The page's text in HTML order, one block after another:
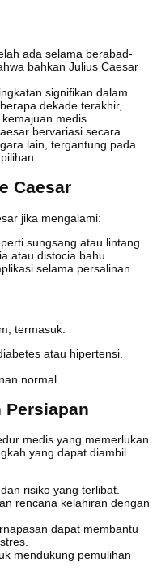
ada selama berabad-
bahkan Julius Caesar
signifikan dalam
dekade terakhir,
medis.
bervariasi secara
lain, tergantung pada
Caesar
jika mengalami:
sungsang atau lintang.
atau distocia bahu.
selama persalinan.
termasuk:
atau hipertensi.
normal.
Persiapan
medis yang memerlukan
yang dapat diambil
risiko yang terlibat.
rencana kelahiran dengan
dapat membantu
mendukung pemulihan